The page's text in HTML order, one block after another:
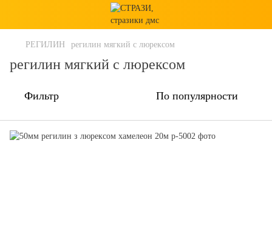
РЕГИЛИН регилин мягкий с люрексом
регилин мягкий с люрексом
Фильтр По популярности